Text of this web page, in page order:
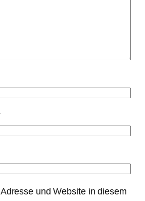
und Website in diesem